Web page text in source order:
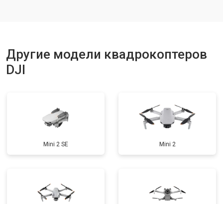
Другие модели квадрокоптеров
DJI
Mini 2 SE Mini 2